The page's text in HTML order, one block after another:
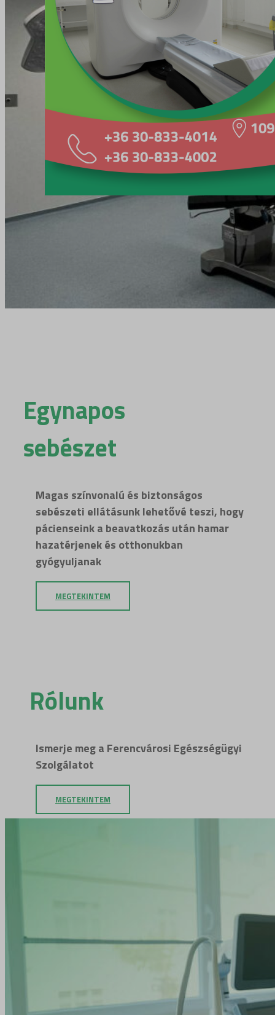
Egynapos
sebészet
Magas színvonalú és biztonságos
sebészeti ellátásunk lehetővé teszi, hogy
pácienseink a beavatkozás után hamar
hazatérjenek és otthonukban
gyógyuljanak
MEGTEKINTEM
Rólunk
Ismerje meg a Ferencvárosi Egészségügyi
Szolgálatot
MEGTEKINTEM